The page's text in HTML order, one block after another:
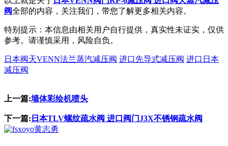
阀全部的内容，关注我们，带您了解更多相关内容。
特别提示：本信息由相关用户自行提供，真实性未证实，仅供
参考。请谨慎采用，风险自负。
日本阀天VENN法兰蒸汽减压阀 进口先导式减压阀 进口日本
减压阀
上一篇:墙体彩绘机喷头
下一篇: 日本TLV螺纹疏水阀 进口阀门J3X不锈钢疏水阀
黄志勇